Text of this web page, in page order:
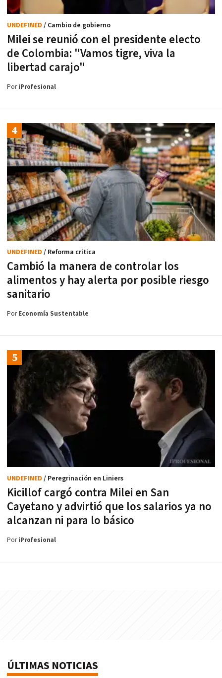
Milei se reunió con el presidente electo
de Colombia: "Vamos tigre, viva la
libertad carajo"
UNDEFINED / Cambio de gobierno
PoriProfesional
Cambió la manera de controlar los
alimentos y hay alerta por posible riesgo
sanitario
UNDEFINED / Reforma critica
PorEconomía Sustentable
Kicillof cargó contra Milei en San
Cayetano y advirtió que los salarios ya no
alcanzan ni para lo básico
UNDEFINED / Peregrinación en Liniers
PoriProfesional
ÚLTIMAS NOTICIAS